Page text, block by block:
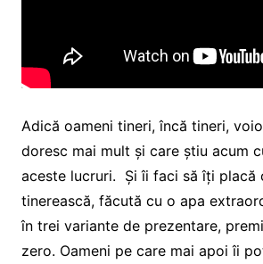
Adică oameni tineri, încă tineri,
doresc mai mult și care știu acum
aceste lucruri. Și îi faci să îți placă
tinerească, făcută cu o apa
în trei variante de prezentare,
zero. Oameni pe care mai apoi îi